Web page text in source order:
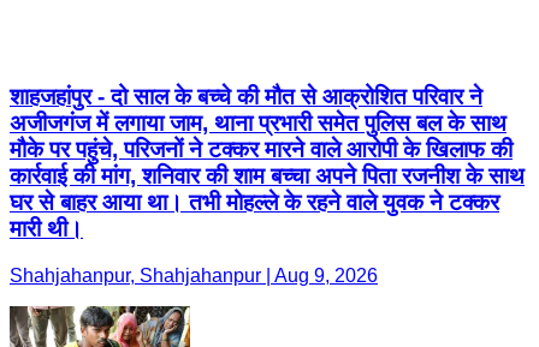
शाहजहांपुर - दो साल के बच्चे की मौत से आक्रोशित परिवार ने
अजीजगंज में लगाया जाम, थाना प्रभारी समेत पुलिस बल के साथ
मौके पर पहुंचे, परिजनों ने टक्कर मारने वाले आरोपी के खिलाफ की
कार्रवाई की मांग, शनिवार की शाम बच्चा अपने पिता रजनीश के साथ
घर से बाहर आया था। तभी मोहल्ले के रहने वाले युवक ने टक्कर
मारी थी।
Shahjahanpur, Shahjahanpur | Aug 9, 2026